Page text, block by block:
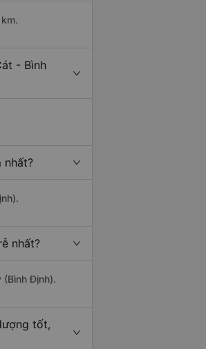
- Bình
nhất?
nhất?
Định).
tốt,